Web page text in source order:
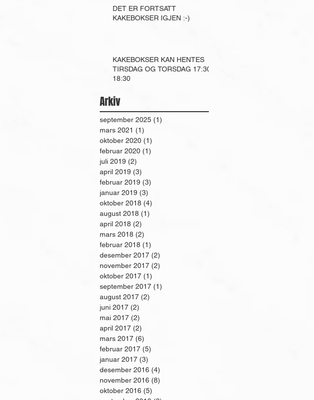
DET ER FORTSATT
KAKEBOKSER IGJEN :-)
KAKEBOKSER KAN HENTES
TIRSDAG OG TORSDAG 17:30-
18:30
Arkiv
september 2025 (1)
mars 2021 (1)
oktober 2020 (1)
februar 2020 (1)
juli 2019 (2)
april 2019 (3)
februar 2019 (3)
januar 2019 (3)
oktober 2018 (4)
august 2018 (1)
april 2018 (2)
mars 2018 (2)
februar 2018 (1)
desember 2017 (2)
november 2017 (2)
oktober 2017 (1)
september 2017 (1)
august 2017 (2)
juni 2017 (2)
mai 2017 (2)
april 2017 (2)
mars 2017 (6)
februar 2017 (5)
januar 2017 (3)
desember 2016 (4)
november 2016 (8)
oktober 2016 (5)